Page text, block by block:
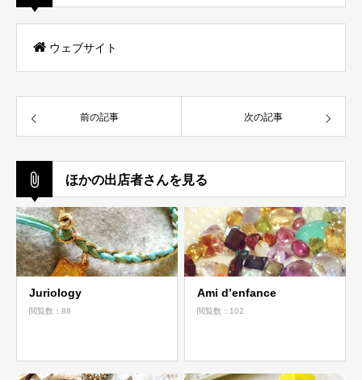
ウェブサイト
前の記事 次の記事
ほかの出店者さんを見る
Juriology
閲覧数：88
Ami d’enfance
閲覧数：102